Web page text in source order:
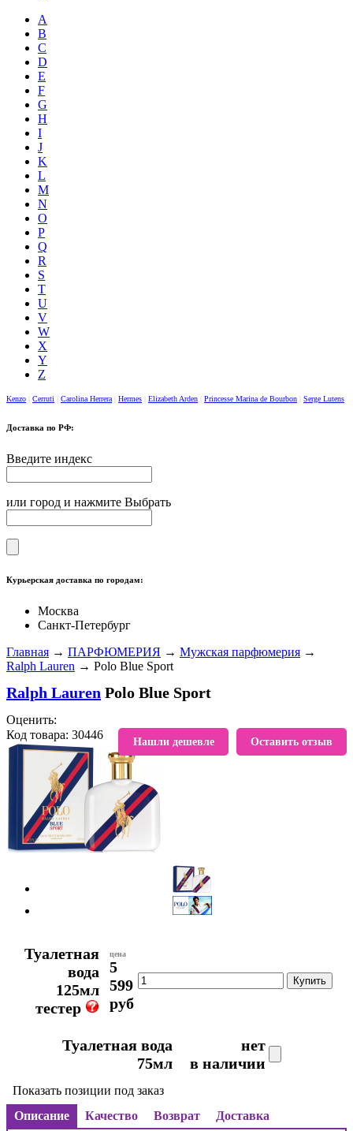
A
B
C
D
E
F
G
H
I
J
K
L
M
N
O
P
Q
R
S
T
U
V
W
X
Y
Z
Kenzo Cerruti Carolina Herrera Hermes Elizabeth Arden Princesse Marina de Bourbon Serge Lutens
Доставка по РФ:
Введите индекс
или город и нажмите Выбрать
Курьерская доставка по городам:
Москва
Санкт-Петербург
Главная → ПАРФЮМЕРИЯ → Мужская парфюмерия →
Ralph Lauren → Polo Blue Sport
Ralph Lauren Polo Blue Sport
Оставить отзыв
Нашли дешевле
Оценить:
Код товара: 30446
В избранное
Туалетная
вода
125мл
тестер
цена
5
599
руб
Туалетная вода
75мл
нет
в наличии
Показать позиции под заказ
Описание
Качество Возврат Доставка